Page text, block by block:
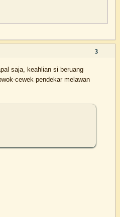
3
saja, keahlian si beruang
cewek pendekar melawan